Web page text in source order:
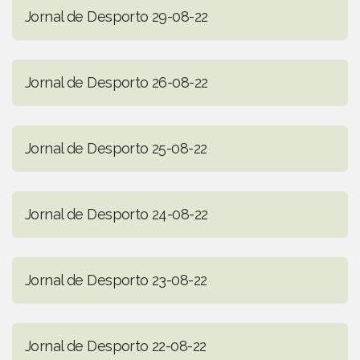
Jornal de Desporto 29-08-22
Jornal de Desporto 26-08-22
Jornal de Desporto 25-08-22
Jornal de Desporto 24-08-22
Jornal de Desporto 23-08-22
Jornal de Desporto 22-08-22